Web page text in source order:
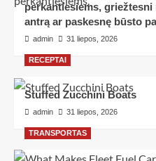
perkantiesiems,
antrą ar paskesnę būsto
admin 31 liepos, 2026
RECEPTAI
Stuffed Zucchini Boats
admin 31 liepos, 2026
TRANSPORTAS